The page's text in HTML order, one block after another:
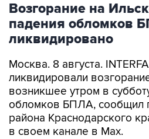
Возгорание на
падения обломков
ликвидировано
Москва. 8 августа.
ликвидировали
возникшее утром в
обломков БПЛА, сообщил
района Краснодарского
в своем канале в Max.